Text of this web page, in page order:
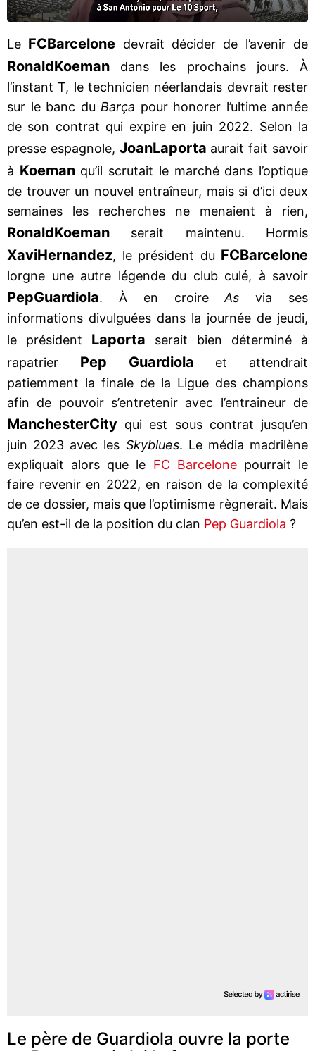
Le FCBarcelone devrait décider de l’avenir de
RonaldKoeman dans les prochains jours. À
l’instant T, le technicien néerlandais devrait rester
sur le banc du Barça pour honorer l’ultime année
de son contrat qui expire en juin 2022. Selon la
presse espagnole, JoanLaporta aurait fait savoir
à Koemanqu’il scrutait le marché dans l’optique
de trouver un nouvel entraîneur, mais si d’ici deux
semaines les recherches ne menaient à rien,
RonaldKoeman serait maintenu. Hormis
XaviHernandez, le président du FCBarcelone
lorgne une autre légende du club culé, à savoir
PepGuardiola. À en croireAs via ses
informations divulguées dans la journée de jeudi,
le président Laporta serait bien déterminé à
rapatrier Pep Guardiola et attendrait
patiemment la finale de la Ligue des champions
afin de pouvoir s’entretenir avec l’entraîneur de
ManchesterCity qui est sous contrat jusqu’en
juin 2023 avec les Skyblues. Le média madrilène
expliquait alors que le FC Barcelonepourrait le
faire revenir en 2022, en raison de la complexité
de ce dossier, mais que l’optimisme règnerait. Mais
qu’en est-il de la position du clan Pep Guardiola ?
Le père de Guardiola ouvre la porte